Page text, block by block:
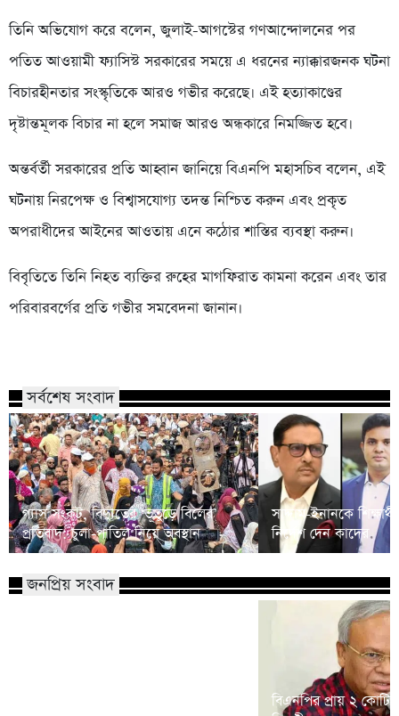
তিনি অভিযোগ করে বলেন, জুলাই-আগস্টের গণআন্দোলনের পর
পতিত আওয়ামী ফ্যাসিস্ট সরকারের সময়ে এ ধরনের ন্যাক্কারজনক ঘটনা
বিচারহীনতার সংস্কৃতিকে আরও গভীর করেছে। এই হত্যাকাণ্ডের
দৃষ্টান্তমূলক বিচার না হলে সমাজ আরও অন্ধকারে নিমজ্জিত হবে।
অন্তর্বর্তী সরকারের প্রতি আহ্বান জানিয়ে বিএনপি মহাসচিব বলেন, এই
ঘটনায় নিরপেক্ষ ও বিশ্বাসযোগ্য তদন্ত নিশ্চিত করুন এবং প্রকৃত
অপরাধীদের আইনের আওতায় এনে কঠোর শাস্তির ব্যবস্থা করুন।
বিবৃতিতে তিনি নিহত ব্যক্তির রুহের মাগফিরাত কামনা করেন এবং তার
পরিবারবর্গের প্রতি গভীর সমবেদনা জানান।
সর্বশেষ সংবাদ
গ্যাস সংকট, বিদ্যুতের ‘ভূতুড়ে বিলের’
প্রতিবাদ: চুলা-পাতিল নিয়ে অবস্থান
সাদ্দাম-ইনানকে
নির্দেশ দেন কাদের
জনপ্রিয় সংবাদ
বিএনপির প্রায় ২ কোটি